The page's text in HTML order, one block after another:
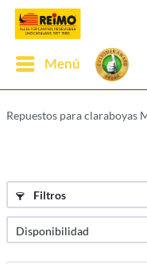
Menú
Repuestos para claraboyas
Filtros